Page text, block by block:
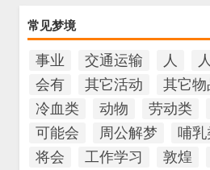
常见梦境
事业 交通运输 人
会有
其它活动 其它物
冷血类
动物 劳动类
可能会
周公解梦 哺乳
将会
工作学习 敦煌